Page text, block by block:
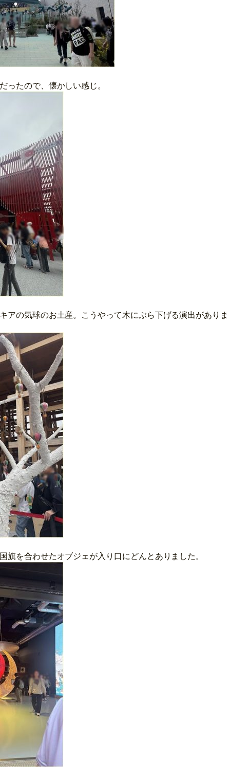
ったので、懐かしい感じ。
アの気球のお土産。こうやって木にぶら下げる演出があり
旗を合わせたオブジェが入り口にどんとありました。